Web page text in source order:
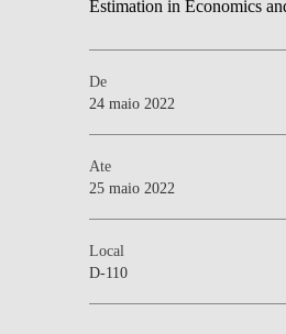
De
24 maio 2022
Ate
25 maio 2022
Local
D-110